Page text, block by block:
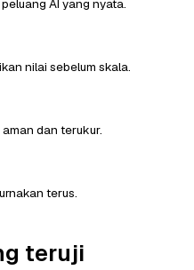
AI yang nyata.
nilai sebelum skala.
dan terukur.
terus.
teruji